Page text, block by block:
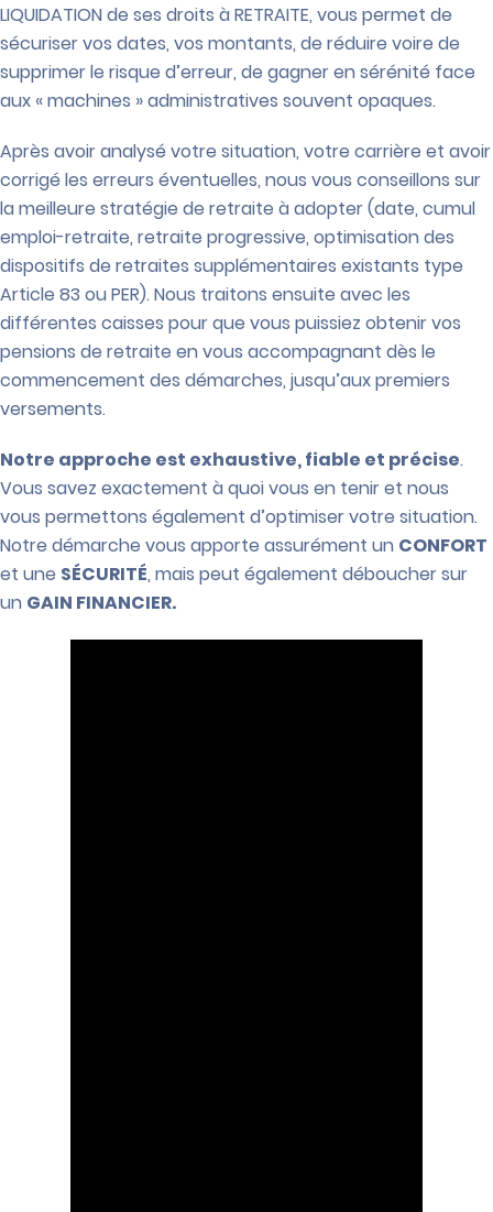
LIQUIDATION de ses droits à RETRAITE, vous permet de
sécuriser vos dates, vos montants, de réduire voire de
supprimer le risque d’erreur, de gagner en sérénité face
aux « machines » administratives souvent opaques.
Après avoir analysé votre situation, votre carrière et avoir
corrigé les erreurs éventuelles, nous vous conseillons sur
la meilleure stratégie de retraite à adopter (date, cumul
emploi-retraite, retraite progressive, optimisation des
dispositifs de retraites supplémentaires existants type
Article 83 ou PER). Nous traitons ensuite avec les
différentes caisses pour que vous puissiez obtenir vos
pensions de retraite en vous accompagnant dès le
commencement des démarches, jusqu’aux premiers
versements.
Notre approche est exhaustive, fiable et précise.
Vous savez exactement à quoi vous en tenir et nous
vous permettons également d’optimiser votre situation.
Notre démarche vous apporte assurément un CONFORT
et une SÉCURITÉ, mais peut également déboucher sur
un GAIN FINANCIER.